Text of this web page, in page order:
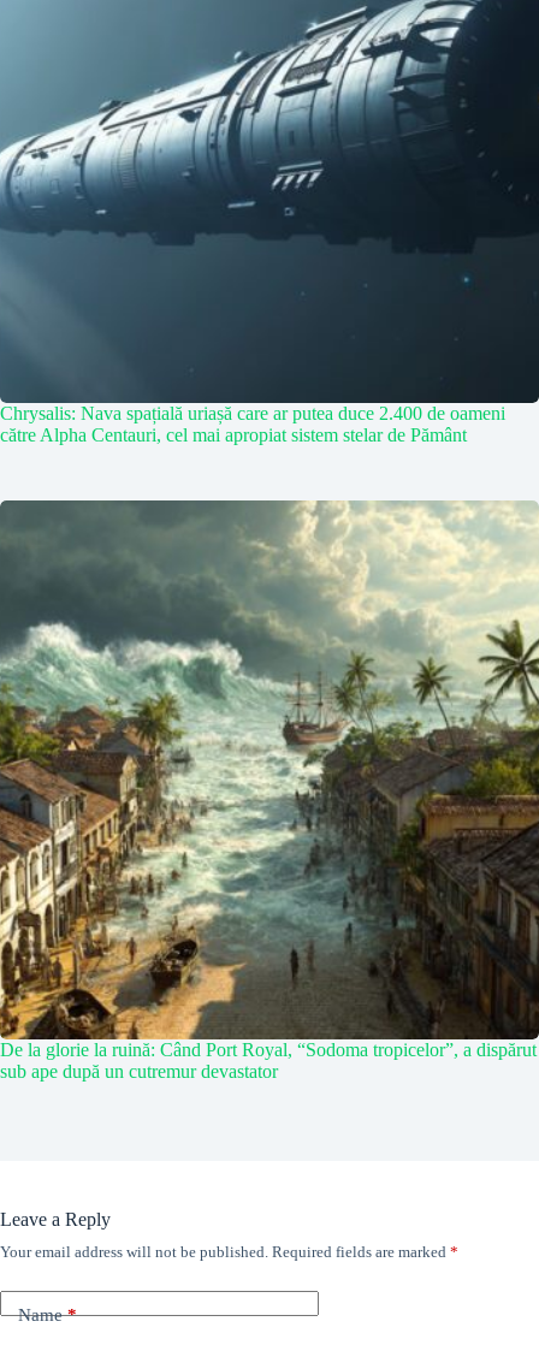
Chrysalis: Nava spațială uriașă care ar putea duce 2.400 de oameni
către Alpha Centauri, cel mai apropiat sistem stelar de Pământ
De la glorie la ruină: Când Port Royal, “Sodoma tropicelor”, a dispărut
sub ape după un cutremur devastator
Leave a Reply
Your email address will not be published. Required fields are marked *
Name*